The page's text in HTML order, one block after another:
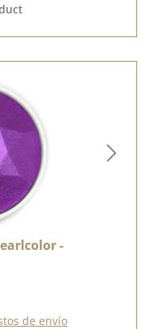
-
de envío